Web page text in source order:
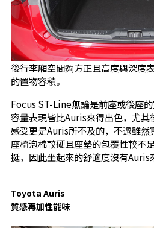
後行李廂空間夠方正且高度與深度
的置物容積。
Focus ST-Line無論是前座或後座
容量表現皆比Auris來得出色，尤其
感受更是Auris所不及的，不過雖
座椅泡棉較硬且座墊的包覆性較不
挺，因此坐起來的舒適度沒有Auris
Toyota Auris
質感再加性能味